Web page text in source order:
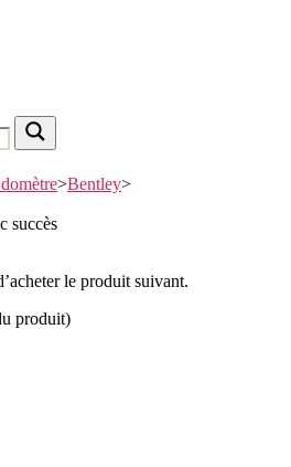
>Bentley>
succès
le produit suivant.
produit)